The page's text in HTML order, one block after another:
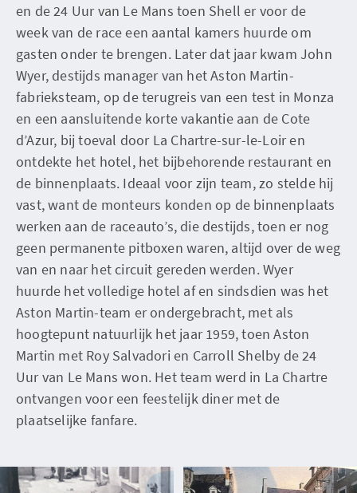
en de 24 Uur van Le Mans toen Shell er voor de
week van de race een aantal kamers huurde om
gasten onder te brengen. Later dat jaar kwam John
Wyer, destijds manager van het Aston Martin-
fabrieksteam, op de terugreis van een test in Monza
en een aansluitende korte vakantie aan de Cote
d’Azur, bij toeval door La Chartre-sur-le-Loir en
ontdekte het hotel, het bijbehorende restaurant en
de binnenplaats. Ideaal voor zijn team, zo stelde hij
vast, want de monteurs konden op de binnenplaats
werken aan de raceauto’s, die destijds, toen er nog
geen permanente pitboxen waren, altijd over de weg
van en naar het circuit gereden werden. Wyer
huurde het volledige hotel af en sindsdien was het
Aston Martin-team er ondergebracht, met als
hoogtepunt natuurlijk het jaar 1959, toen Aston
Martin met Roy Salvadori en Carroll Shelby de 24
Uur van Le Mans won. Het team werd in La Chartre
ontvangen voor een feestelijk diner met de
plaatselijke fanfare.